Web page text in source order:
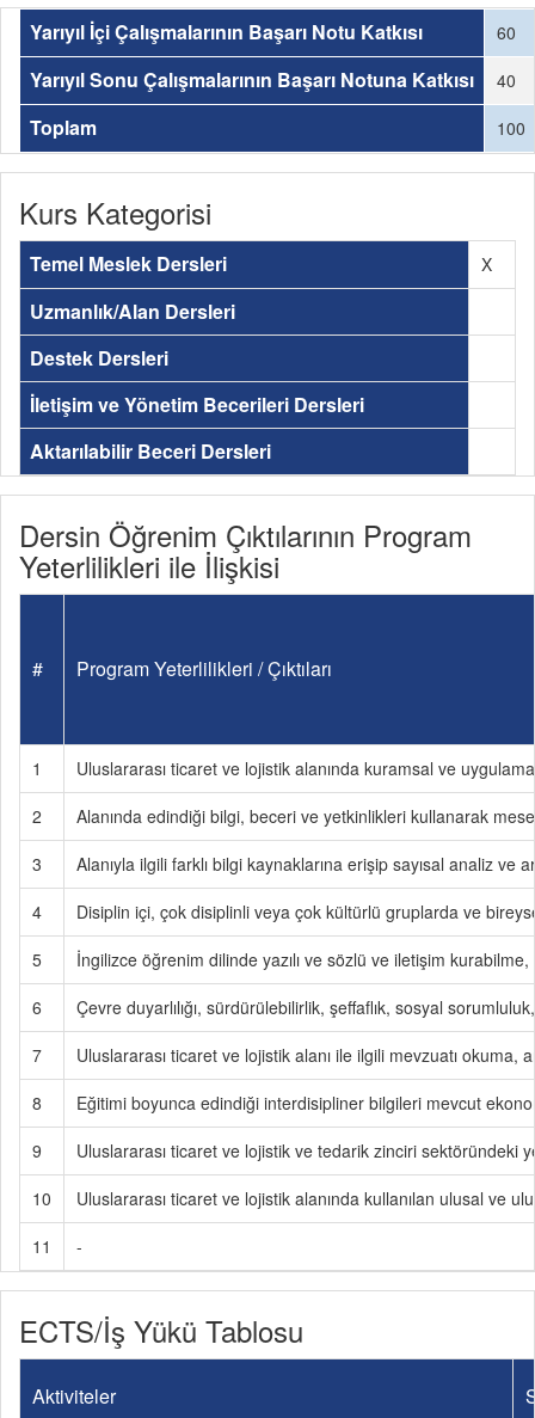
Yarıyıl İçi Çalışmalarının Başarı Notu Katkısı 60
Yarıyıl Sonu Çalışmalarının Başarı Notuna Katkısı 40
Toplam 100
Kurs Kategorisi
Temel Meslek Dersleri X
Uzmanlık/Alan Dersleri
Destek Dersleri
İletişim ve Yönetim Becerileri Dersleri
Aktarılabilir Beceri Dersleri
Dersin Öğrenim Çıktılarının Program
Yeterlilikleri ile İlişkisi
# Program Yeterlilikleri / Çıktıları
1
Uluslararası ticaret ve lojistik alanında kuramsal ve
2
Alanında edindiği bilgi, beceri ve yetkinlikleri kullanarak
3
Alanıyla ilgili farklı bilgi kaynaklarına erişip sayısal analiz ve
4
Disiplin içi, çok disiplinli veya çok kültürlü gruplarda ve
5
İngilizce öğrenim dilinde yazılı ve sözlü ve iletişim
6
Çevre duyarlılığı, sürdürülebilirlik, şeffaflık, sosyal
7
Uluslararası ticaret ve lojistik alanı ile ilgili mevzuatı
8
Eğitimi boyunca edindiği interdisipliner bilgileri mevcut
9
Uluslararası ticaret ve lojistik ve tedarik zinciri sektöründeki
10
Uluslararası ticaret ve lojistik alanında kullanılan ulusal ve
11
-
ECTS/İş Yükü Tablosu
Aktiviteler